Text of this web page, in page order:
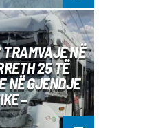
TRAMVAJE NË
25 TË
NË GJENDJE
–